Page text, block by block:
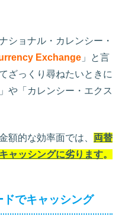
ショナル・カレンシー・
Exchange 」と言
ざっくり尋ねたいときに
や「カレンシー・エクス
額的な効率面では、 両替
ャッシングに劣ります。
でキャッシング